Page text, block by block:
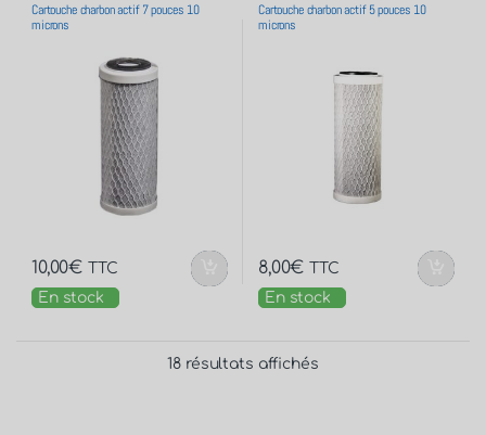
Cartouche charbon actif 7 pouces 10
microns
10,00€
TTC
En stock
Cartouche charbon actif 5 pouces 10
microns
8,00€
TTC
En stock
18 résultats affichés